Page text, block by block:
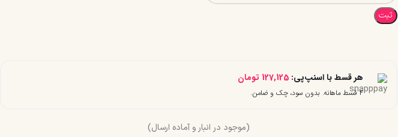
ثبت
هر قسط با اسنپ‌پی: 127,125 تومان
۴ قسط ماهانه. بدون سود، چک و ضامن.
(موجود در انبار و آماده ارسال)